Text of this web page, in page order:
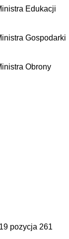
Edukacji
Gospodarki
Obrony
pozycja 261